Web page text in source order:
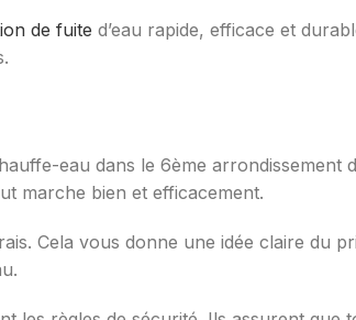
de fuite d’eau rapide, efficace et
eau dans le 6ème arrondissement
marche bien et efficacement.
Cela vous donne une idée claire du